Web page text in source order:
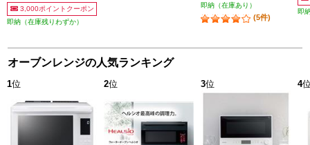
3,000ポイントクーポン
即納（在庫残りわずか）
即納（在庫あり）
(5件)
即
オーブンレンジの人気ランキング
1位 2位 3位 4